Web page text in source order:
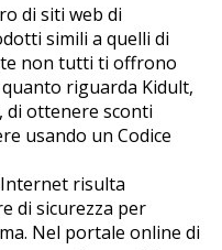
di siti web di
simili a quelli di
non tutti ti offrono
riguarda Kidult,
di ottenere sconti
usando un Codice
risulta
di sicurezza per
Nel portale online di